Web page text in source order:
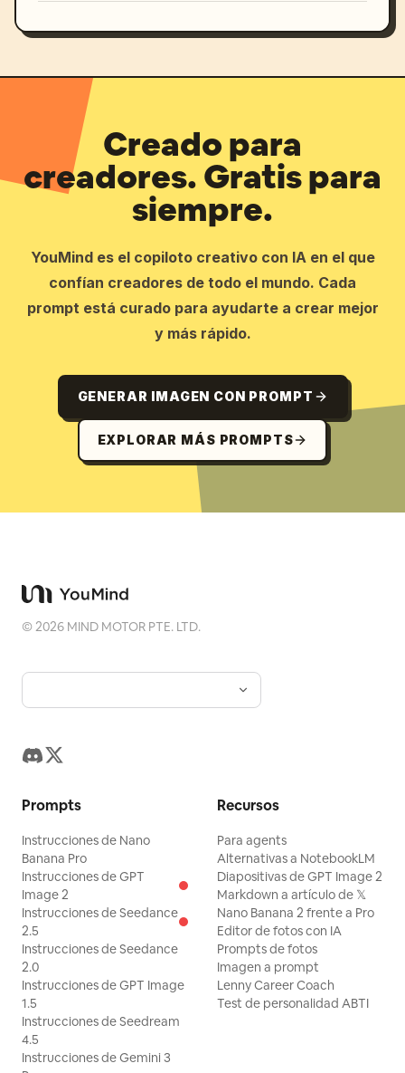
Creado para
creadores. Gratis para
siempre.
YouMind es el copiloto creativo con IA en el que
confían creadores de todo el mundo. Cada
prompt está curado para ayudarte a crear mejor
y más rápido.
GENERAR IMAGEN CON PROMPT
EXPLORAR MÁS PROMPTS
©2026 MIND MOTOR PTE. LTD.
Prompts
Instrucciones de Nano
Banana Pro
Instrucciones de GPT
Image 2
Instrucciones de Seedance
2.5
Instrucciones de Seedance
2.0
Instrucciones de GPT Image
1.5
Instrucciones de Seedream
4.5
Instrucciones de Gemini 3
Recursos
Para agents
Alternativas a NotebookLM
Diapositivas de GPT Image 2
Markdown a artículo de 𝕏
Nano Banana 2 frente a Pro
Editor de fotos con IA
Prompts de fotos
Imagen a prompt
Lenny Career Coach
Test de personalidad ABTI